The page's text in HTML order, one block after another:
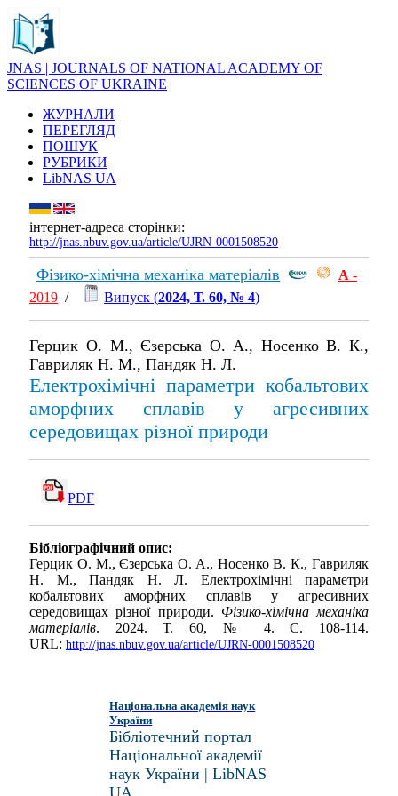
JNAS | JOURNALS OF NATIONAL ACADEMY OF
SCIENCES OF UKRAINE
ЖУРНАЛИ
ПЕРЕГЛЯД
ПОШУК
РУБРИКИ
LibNAS UA
інтернет-адреса сторінки:
http://jnas.nbuv.gov.ua/article/UJRN-0001508520
Фізико-хімічна механіка матеріалів А -
2019 / Випуск (2024, Т. 60, № 4)
Герцик О. М., Єзерська O. A., Носенко В. К.,
Гавриляк Н. М., Пандяк Н. Л.
Електрохімічні параметри кобальтових
аморфних сплавів у агресивних
середовищах різної природи
PDF
Бібліографічний опис:
Герцик О. М., Єзерська O. A., Носенко В. К., Гавриляк
Н. М., Пандяк Н. Л. Електрохімічні параметри
кобальтових аморфних сплавів у агресивних
середовищах різної природи. Фізико-хімічна механіка
матеріалів. 2024. Т. 60, № 4. С. 108-114.
URL: http://jnas.nbuv.gov.ua/article/UJRN-0001508520
Національна академія наук
України
Бібліотечний портал
Національної академії
наук України | LibNAS
UA